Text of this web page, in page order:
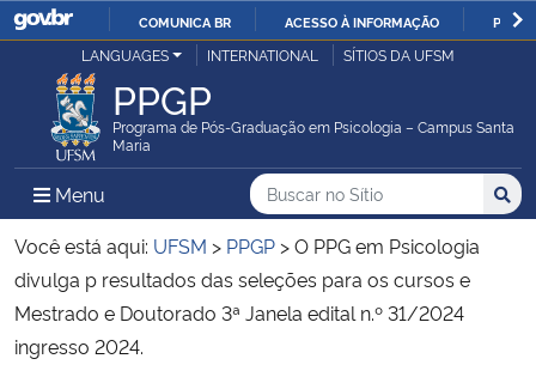
IR
O
COMUNICA BR ACESSO À INFORMAÇÃO
Ministério da Justiça e Segurança Pública
Ministério da Defesa
Ministério das Relações Exteriores
Ministério da Economia
Ministério da Infraestrutura
LANGUAGES INTERNATIONAL SÍTIOS DA UFSM
PPGP
Programa de Pós-Graduação em Psicologia – Campus Santa
Maria
Menu Menu Principal do Sítio
Busca
Buscar no no Sítio
Busca:
Você está aqui: UFSM > PPGP >O PPG em Psicologia
divulga p resultados das seleções para os cursos e
Mestrado e Doutorado 3ª Janela edital n.º 31/2024
ingresso 2024.